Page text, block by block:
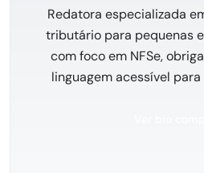
Redatora especializada
tributário para pequenas
com foco em NFSe,
linguagem acessível